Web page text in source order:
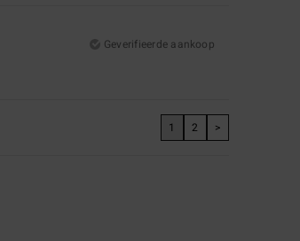
Geverifieerde aankoop
1 2 >